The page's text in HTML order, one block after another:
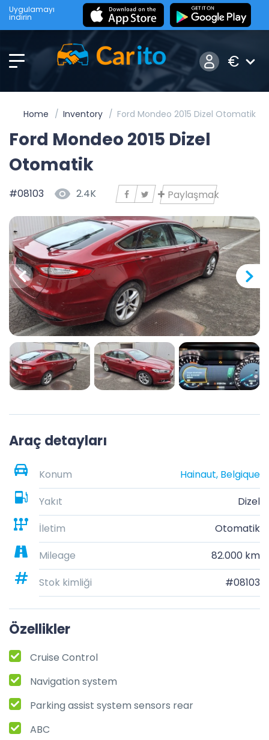
Uygulamayı
indirin
€
Home Inventory Ford Mondeo 2015 Dizel Otomatik
Ford Mondeo 2015 Dizel
Otomatik
#08103 2.4K Paylaşmak
Araç detayları
Konum
Hainaut, Belgique
Yakıt
Dizel
İletim
Otomatik
Mileage
82.000 km
Stok kimliği
#08103
Özellikler
Cruise Control
Navigation system
Parking assist system sensors rear
ABC